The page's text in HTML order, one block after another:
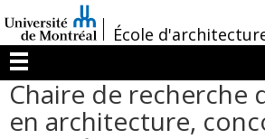
au
contenu
/École
Menu
Chaire de recherche
en architecture,